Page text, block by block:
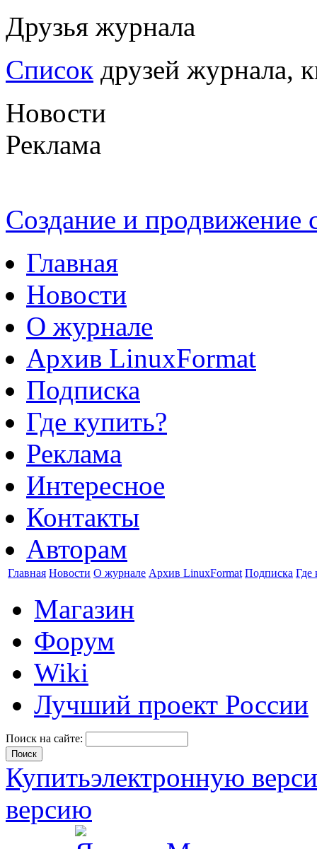
Друзья журнала
Список друзей журнала,
Новости
Реклама
Создание и
Главная
Новости
О журнале
Архив LinuxFormat
Подписка
Где купить?
Реклама
Интересное
Контакты
Авторам
Главная Новости О журнале Архив LinuxFormat Подписка Где
Магазин
Форум
Wiki
Лучший проект России
Поиск на сайте:
Купитьэлектронную
версию